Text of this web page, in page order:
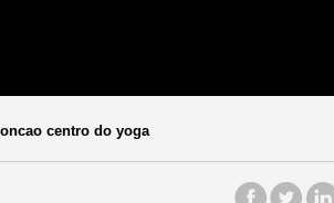
centro do yoga